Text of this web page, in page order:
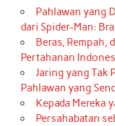
Pahlawan yang
dari Spider-Man:
Beras, Rempah,
Pertahanan
Jaring yang Tak
Pahlawan yang
Kepada Mereka
Persahabatan